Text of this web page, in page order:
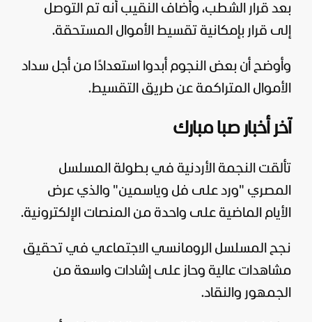
بعد قرار الشطب، وأضاف النقيب أنه تم التوصل
إلى قرار بإمكانية تقسيط الأموال المستحقة.
وأوضح أن بعض النجوم أبدوا استعدادًا من أجل سداد
الأموال المتراكمة عن طريق التقسيط.
آخر أخبار صبا مبارك
تألقت النجمة الأردنية في بطولة المسلسل
المصري "ورد على فل وياسمين" والذي عرض
الأيام الماضية على واحدة من المنصات الإلكترونية.
نجح المسلسل الرومانسي الاجتماعي في تحقيق
مشاهدات عالية وحاز على إشادات واسعة من
الجمهور والنقاد.